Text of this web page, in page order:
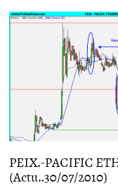
PEIX.-PACIFIC
(Actu..30/07/2010)